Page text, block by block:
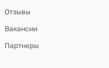
Отзывы
Вакансии
Партнеры